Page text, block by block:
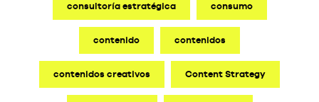
consultoría estratégica consumo
contenido contenidos
contenidos creativos Content Strategy